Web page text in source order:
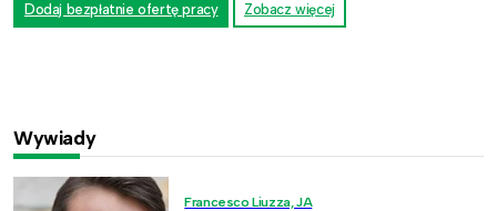
Dodaj bezpłatnie ofertę pracy Zobacz więcej
Wywiady
Francesco Liuzza, JA